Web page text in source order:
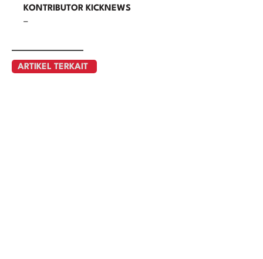
KONTRIBUTOR KICKNEWS
–
ARTIKEL TERKAIT